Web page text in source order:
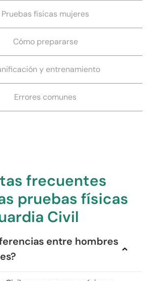
Pruebas físicas mujeres
Cómo prepararse
y entrenamiento
Errores comunes
frecuentes
pruebas físicas
Civil
entre hombres